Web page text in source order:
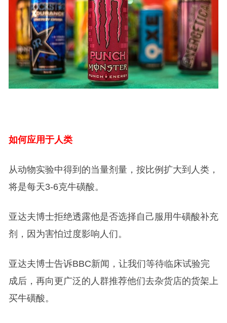
如何应用于人类
从动物实验中得到的当量剂量，按比例扩大到人类，
将是每天3-6克牛磺酸。
亚达夫博士拒绝透露他是否选择自己服用牛磺酸补充
剂，因为害怕过度影响人们。
亚达夫博士告诉BBC新闻，让我们等待临床试验完
成后，再向更广泛的人群推荐他们去杂货店的货架上
买牛磺酸。